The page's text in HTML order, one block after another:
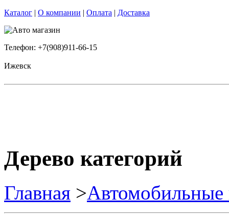
Каталог | О компании | Оплата | Доставка
Телефон: +7(908)911-66-15
Ижевск
Дерево категорий
Главная >Автомобильные